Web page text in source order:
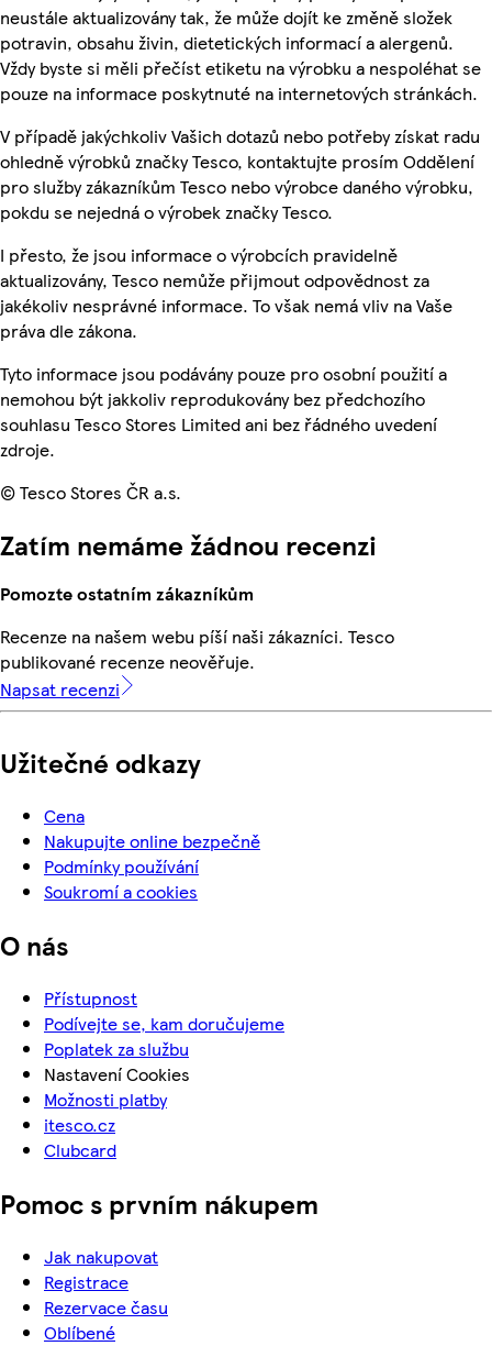
neustále aktualizovány tak, že může dojít ke změně složek
potravin, obsahu živin, dietetických informací a alergenů.
Vždy byste si měli přečíst etiketu na výrobku a nespoléhat se
pouze na informace poskytnuté na internetových stránkách.
V případě jakýchkoliv Vašich dotazů nebo potřeby získat radu
ohledně výrobků značky Tesco, kontaktujte prosím Oddělení
pro služby zákazníkům Tesco nebo výrobce daného výrobku,
pokdu se nejedná o výrobek značky Tesco.
I přesto, že jsou informace o výrobcích pravidelně
aktualizovány, Tesco nemůže přijmout odpovědnost za
jakékoliv nesprávné informace. To však nemá vliv na Vaše
práva dle zákona.
Tyto informace jsou podávány pouze pro osobní použití a
nemohou být jakkoliv reprodukovány bez předchozího
souhlasu Tesco Stores Limited ani bez řádného uvedení
zdroje.
© Tesco Stores ČR a.s.
Zatím nemáme žádnou recenzi
Pomozte ostatním zákazníkům
Recenze na našem webu píší naši zákazníci. Tesco
publikované recenze neověřuje.
Napsat recenzi
Užitečné odkazy
Cena
Nakupujte online bezpečně
Podmínky používání
Soukromí a cookies
O nás
Přístupnost
Podívejte se, kam doručujeme
Poplatek za službu
Nastavení Cookies
Možnosti platby
itesco.cz
Clubcard
Pomoc s prvním nákupem
Jak nakupovat
Registrace
Rezervace času
Oblíbené